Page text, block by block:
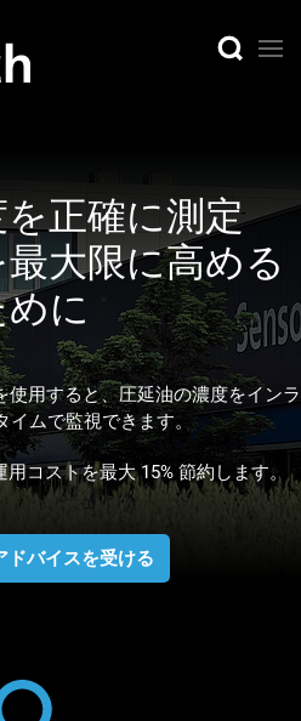
正確に測定
大限に高める
めに
用すると、圧延油の濃度をインラ
ムで監視できます。
コストを最大 15% 節約します。
ドバイスを受ける